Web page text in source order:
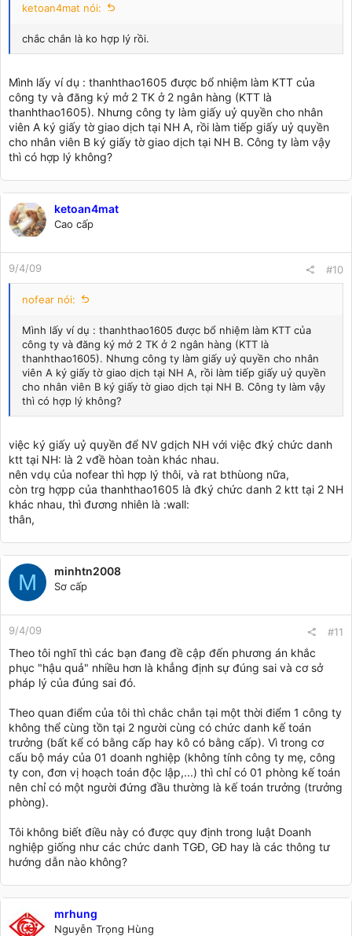
ketoan4mat nói:
chắc chắn là ko hợp lý rồi.
Mình lấy ví dụ : thanhthao1605 được bổ nhiệm làm KTT của
công ty và đăng ký mở 2 TK ở 2 ngân hàng (KTT là
thanhthao1605). Nhưng công ty làm giấy uỷ quyền cho nhân
viên A ký giấy tờ giao dịch tại NH A, rồi làm tiếp giấy uỷ quyền
cho nhân viên B ký giấy tờ giao dịch tại NH B. Công ty làm vậy
thì có hợp lý không?
ketoan4mat
Cao cấp
9/4/09 #10
nofear nói:
Mình lấy ví dụ : thanhthao1605 được bổ nhiệm làm KTT của
công ty và đăng ký mở 2 TK ở 2 ngân hàng (KTT là
thanhthao1605). Nhưng công ty làm giấy uỷ quyền cho nhân
viên A ký giấy tờ giao dịch tại NH A, rồi làm tiếp giấy uỷ quyền
cho nhân viên B ký giấy tờ giao dịch tại NH B. Công ty làm vậy
thì có hợp lý không?
việc ký giấy uỷ quyền để NV gdịch NH với việc đký chức danh
ktt tại NH: là 2 vđề hòan toàn khác nhau.
nên vdụ của nofear thì hợp lý thôi, và rat bthùong nữa,
còn trg hợpp của thanhthao1605 là đký chức danh 2 ktt tại 2 NH
khác nhau, thì đương nhiên là :wall:
thân,
M minhtn2008
Sơ cấp
9/4/09 #11
Theo tôi nghĩ thì các bạn đang đề cập đến phương án khắc
phục "hậu quả" nhiều hơn là khẳng định sự đúng sai và cơ sở
pháp lý của đúng sai đó.
Theo quan điểm của tôi thì chắc chắn tại một thời điểm 1 công ty
không thể cùng tồn tại 2 người cùng có chức danh kế toán
trưởng (bất kể có bằng cấp hay kô có bằng cấp). Vì trong cơ
cấu bộ máy của 01 doanh nghiệp (không tính công ty mẹ, công
ty con, đơn vị hoạch toán độc lập,...) thì chỉ có 01 phòng kế toán
nên chỉ có một người đứng đầu thường là kế toán trưởng (trưởng
phòng).
Tôi không biết điều này có được quy định trong luật Doanh
nghiệp giống như các chức danh TGĐ, GĐ hay là các thông tư
hướng dẫn nào không?
mrhung
Nguyễn Trọng Hùng